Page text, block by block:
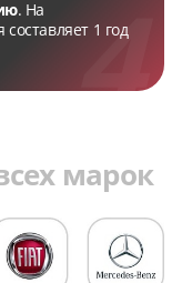
. На
1 год
марок